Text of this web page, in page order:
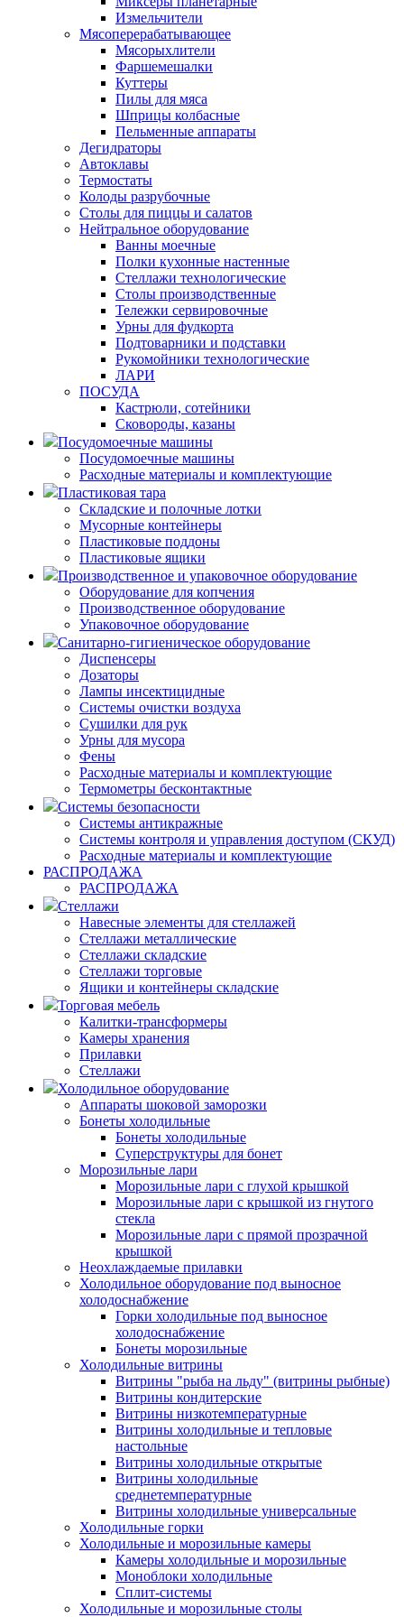
Измельчители
Мясоперерабатывающее
Мясорыхлители
Фаршемешалки
Куттеры
Пилы для мяса
Шприцы колбасные
Пельменные аппараты
Дегидраторы
Автоклавы
Термостаты
Колоды разрубочные
Столы для пиццы и салатов
Нейтральное оборудование
Ванны моечные
Полки кухонные настенные
Стеллажи технологические
Столы производственные
Тележки сервировочные
Урны для фудкорта
Подтоварники и подставки
Рукомойники технологические
ЛАРИ
ПОСУДА
Кастрюли, сотейники
Сковороды, казаны
Посудомоечные машины
Посудомоечные машины
Расходные материалы и комплектующие
Пластиковая тара
Складские и полочные лотки
Мусорные контейнеры
Пластиковые поддоны
Пластиковые ящики
Производственное и упаковочное оборудование
Оборудование для копчения
Производственное оборудование
Упаковочное оборудование
Санитарно-гигиеническое оборудование
Диспенсеры
Дозаторы
Лампы инсектицидные
Системы очистки воздуха
Сушилки для рук
Урны для мусора
Фены
Расходные материалы и комплектующие
Термометры бесконтактные
Системы безопасности
Системы антикражные
Системы контроля и управления доступом (СКУД)
Расходные материалы и комплектующие
РАСПРОДАЖА
РАСПРОДАЖА
Стеллажи
Навесные элементы для стеллажей
Стеллажи металлические
Стеллажи складские
Стеллажи торговые
Ящики и контейнеры складские
Торговая мебель
Калитки-трансформеры
Камеры хранения
Прилавки
Стеллажи
Холодильное оборудование
Аппараты шоковой заморозки
Бонеты холодильные
Бонеты холодильные
Суперструктуры для бонет
Морозильные лари
Морозильные лари с глухой крышкой
Морозильные лари с крышкой из гнутого
стекла
Морозильные лари с прямой прозрачной
крышкой
Неохлаждаемые прилавки
Холодильное оборудование под выносное
холодоснабжение
Горки холодильные под выносное
холодоснабжение
Бонеты морозильные
Холодильные витрины
Витрины "рыба на льду" (витрины рыбные)
Витрины кондитерские
Витрины низкотемпературные
Витрины холодильные и тепловые
настольные
Витрины холодильные открытые
Витрины холодильные
среднетемпературные
Витрины холодильные универсальные
Холодильные горки
Холодильные и морозильные камеры
Камеры холодильные и морозильные
Моноблоки холодильные
Сплит-системы
Холодильные и морозильные столы